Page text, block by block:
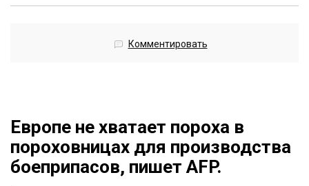
Комментировать
Европе не хватает пороха в
пороховницах для производства
боеприпасов, пишет AFP.